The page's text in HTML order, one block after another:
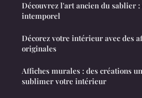
Découvrez l'art ancien du sablier :
intemporel
Décorez votre intérieur avec des
originales
Affiches murales : des créations
sublimer votre intérieur